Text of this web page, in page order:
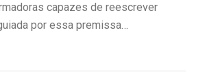
capazes de reescrever
por essa premissa…